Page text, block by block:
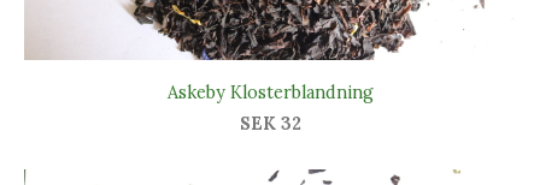
Askeby Klosterblandning
SEK 32